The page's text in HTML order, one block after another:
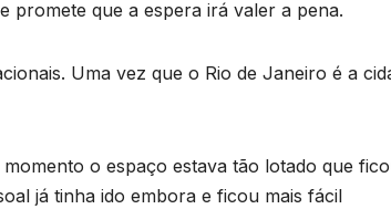
promete que a espera irá valer a pena.
Uma vez que o Rio de Janeiro é a
o espaço estava tão lotado que
já tinha ido embora e ficou mais fácil